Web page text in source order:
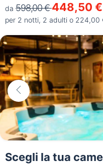
da 598,00 €448,50 €
per 2 notti, 2 adulti o 224,00
Scegli la tua